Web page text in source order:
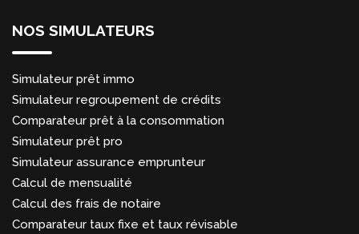
NOS SIMULATEURS
Simulateur prêt immo
Simulateur regroupement de crédits
Comparateur prêt à la consommation
Simulateur prêt pro
Simulateur assurance emprunteur
Calcul de mensualité
Calcul des frais de notaire
Comparateur taux fixe et taux révisable